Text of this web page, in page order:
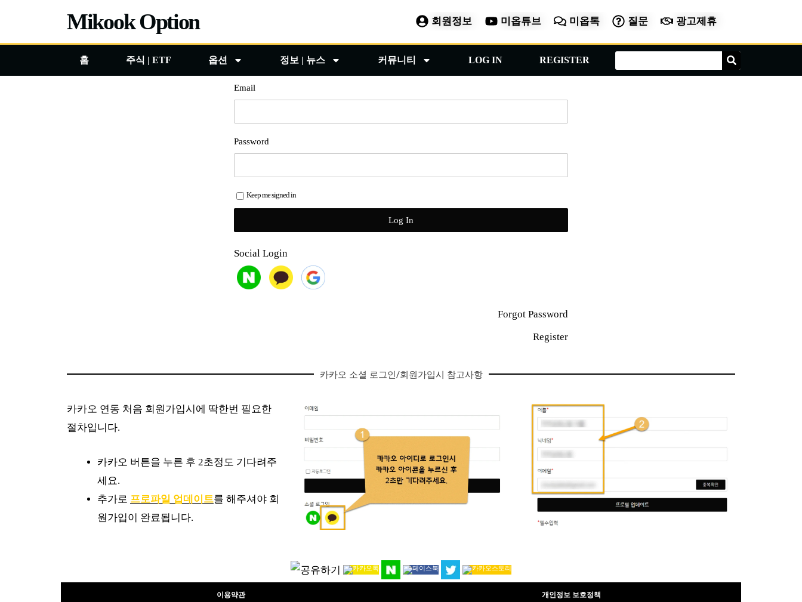
츠
Mikook Option 회원정보 미옵튜브 미옵톡 질문 광고제휴
홈 주식 | ETF 옵션 정보 | 뉴스 커뮤니티 LOG IN REGISTER Search
Email
Password
Keep me signed in
Social Login
Forgot Password
Register
카카오 소셜 로그인/회원가입시 참고사항
카카오 연동 처음 회원가입시에 딱한번 필요한
절차입니다.
카카오 버튼을 누른 후 2초정도 기다려주
세요.
추가로 프로파일 업데이트를 해주셔야 회
원가입이 완료됩니다.
이용약관 개인정보 보호정책